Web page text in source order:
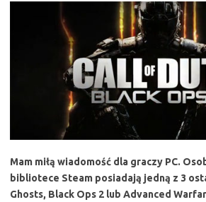
Mam miłą wiadomość dla graczy PC.
bibliotece Steam posiadają jedną z 3
Ghosts, Black Ops 2 lub Advanced